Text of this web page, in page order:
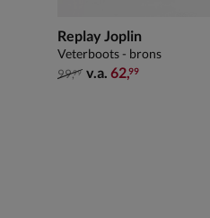
Replay Joplin
Veterboots - brons
van € 99,99 vanaf € 62,99
99,99 v.a. 62,99